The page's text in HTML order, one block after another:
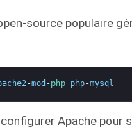
source populaire
-mod -php php-mysql
Apache pour